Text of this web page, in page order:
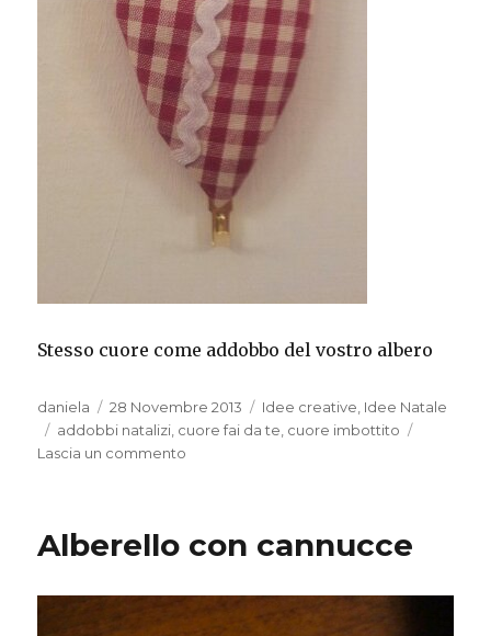
Stesso cuore come addobbo del vostro albero
Autore
daniela
Pubblicato
il
28 Novembre 2013 Categorie
Idee creative Idee Natale
Tag
addobbi natalizi cuore fai da te cuore imbottito
Lascia un commento
Alberello con cannucce